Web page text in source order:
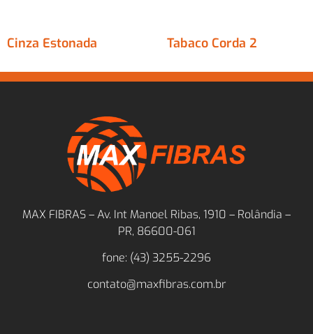
Cinza Estonada Tabaco Corda 2
MAX FIBRAS – Av. Int Manoel Ribas, 1910 – Rolândia –
PR, 86600-061
fone: (43) 3255-2296
contato@maxfibras.com.br